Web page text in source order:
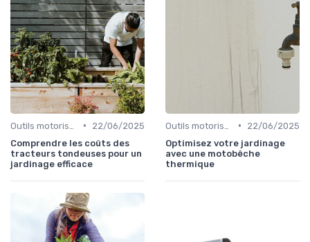
•
22/06/2025
Comprendre les coûts des
tracteurs tondeuses pour un
jardinage efficace
•
22/06/2025
Optimisez votre jardinage
avec une motobêche
thermique